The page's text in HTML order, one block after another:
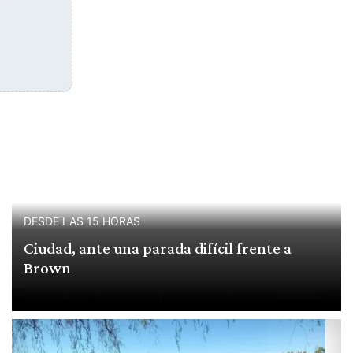
DESDE LAS 15 HORAS
Ciudad, ante una parada difícil frente a
Brown